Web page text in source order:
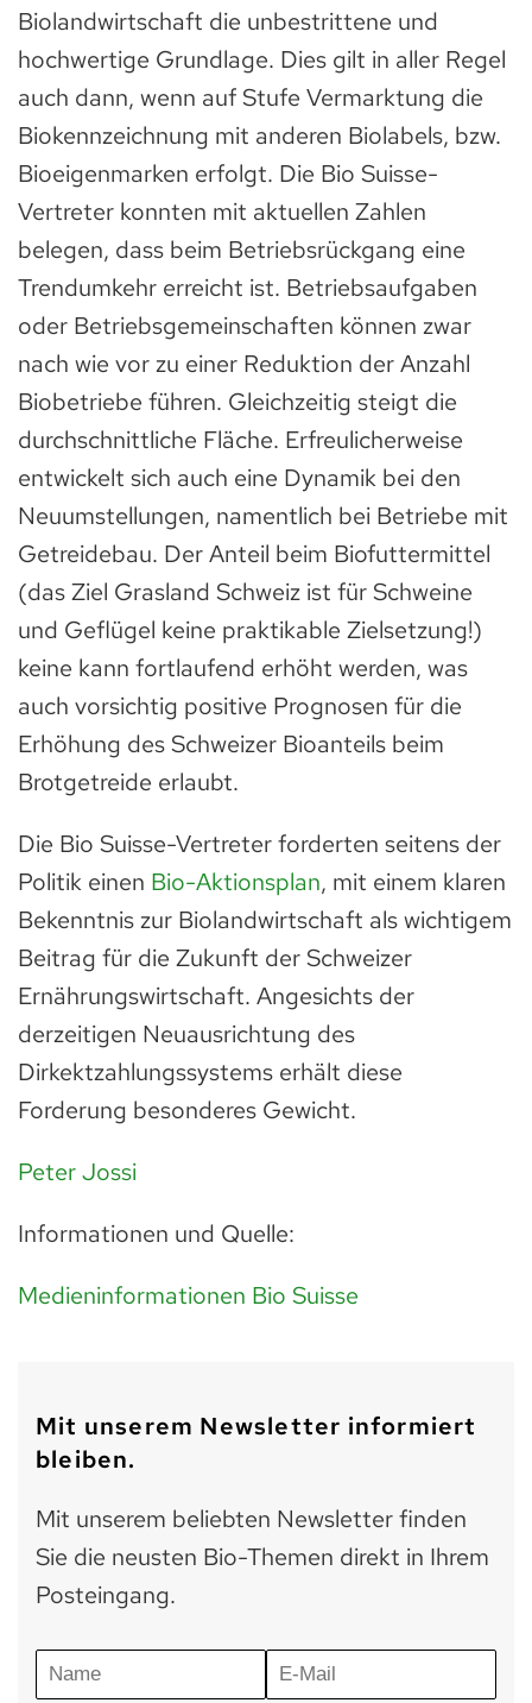
Biolandwirtschaft die unbestrittene und
hochwertige Grundlage. Dies gilt in aller Regel
auch dann, wenn auf Stufe Vermarktung die
Biokennzeichnung mit anderen Biolabels, bzw.
Bioeigenmarken erfolgt. Die Bio Suisse-
Vertreter konnten mit aktuellen Zahlen
belegen, dass beim Betriebsrückgang eine
Trendumkehr erreicht ist. Betriebsaufgaben
oder Betriebsgemeinschaften können zwar
nach wie vor zu einer Reduktion der Anzahl
Biobetriebe führen. Gleichzeitig steigt die
durchschnittliche Fläche. Erfreulicherweise
entwickelt sich auch eine Dynamik bei den
Neuumstellungen, namentlich bei Betriebe mit
Getreidebau. Der Anteil beim Biofuttermittel
(das Ziel Grasland Schweiz ist für Schweine
und Geflügel keine praktikable Zielsetzung!)
keine kann fortlaufend erhöht werden, was
auch vorsichtig positive Prognosen für die
Erhöhung des Schweizer Bioanteils beim
Brotgetreide erlaubt.
Die Bio Suisse-Vertreter forderten seitens der
Politik einen Bio-Aktionsplan, mit einem klaren
Bekenntnis zur Biolandwirtschaft als wichtigem
Beitrag für die Zukunft der Schweizer
Ernährungswirtschaft. Angesichts der
derzeitigen Neuausrichtung des
Dirkektzahlungssystems erhält diese
Forderung besonderes Gewicht.
Peter Jossi
Informationen und Quelle:
Medieninformationen Bio Suisse
Mit unserem Newsletter informiert
bleiben.
Mit unserem beliebten Newsletter finden
Sie die neusten Bio-Themen direkt in Ihrem
Posteingang.